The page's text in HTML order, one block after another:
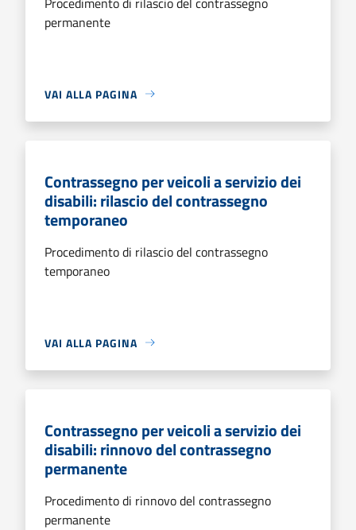
permanente
VAI ALLA PAGINA
Contrassegno per veicoli a servizio dei
disabili: rilascio del contrassegno
temporaneo
Procedimento di rilascio del contrassegno
temporaneo
VAI ALLA PAGINA
Contrassegno per veicoli a servizio dei
disabili: rinnovo del contrassegno
permanente
Procedimento di rinnovo del contrassegno
permanente